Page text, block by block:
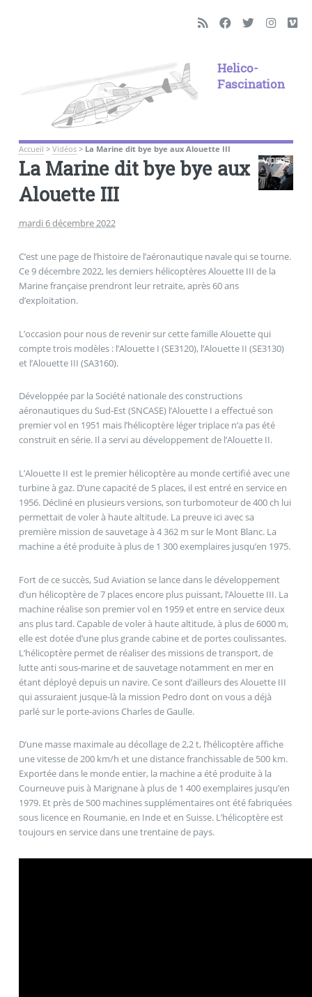
Helico-
Fascination
Accueil > Vidéos> La Marine dit bye bye aux Alouette III
La Marine dit bye bye aux
Alouette III
mardi 6 décembre 2022
C’est une page de l’histoire de l’aéronautique navale qui se tourne.
Ce 9 décembre 2022, les derniers hélicoptères Alouette III de la
Marine française prendront leur retraite, après 60 ans
d’exploitation.
L’occasion pour nous de revenir sur cette famille Alouette qui
compte trois modèles : l’Alouette I (SE3120), l’Alouette II (SE3130)
et l’Alouette III (SA3160).
Développée par la Société nationale des constructions
aéronautiques du Sud-Est (SNCASE) l’Alouette I a effectué son
premier vol en 1951 mais l’hélicoptère léger triplace n’a pas été
construit en série. Il a servi au développement de l’Alouette II.
L’Alouette II est le premier hélicoptère au monde certifié avec une
turbine à gaz. D’une capacité de 5 places, il est entré en service en
1956. Décliné en plusieurs versions, son turbomoteur de 400 ch lui
permettait de voler à haute altitude. La preuve ici avec sa
première mission de sauvetage à 4 362 m sur le Mont Blanc. La
machine a été produite à plus de 1 300 exemplaires jusqu’en 1975.
Fort de ce succès, Sud Aviation se lance dans le développement
d’un hélicoptère de 7 places encore plus puissant, l’Alouette III. La
machine réalise son premier vol en 1959 et entre en service deux
ans plus tard. Capable de voler à haute altitude, à plus de 6000 m,
elle est dotée d’une plus grande cabine et de portes coulissantes.
L’hélicoptère permet de réaliser des missions de transport, de
lutte anti sous-marine et de sauvetage notamment en mer en
étant déployé depuis un navire. Ce sont d’ailleurs des Alouette III
qui assuraient jusque-là la mission Pedro dont on vous a déjà
parlé sur le porte-avions Charles de Gaulle.
D’une masse maximale au décollage de 2,2 t, l’hélicoptère affiche
une vitesse de 200 km/h et une distance franchissable de 500 km.
Exportée dans le monde entier, la machine a été produite à la
Courneuve puis à Marignane à plus de 1 400 exemplaires jusqu’en
1979. Et près de 500 machines supplémentaires ont été fabriquées
sous licence en Roumanie, en Inde et en Suisse. L’hélicoptère est
toujours en service dans une trentaine de pays.